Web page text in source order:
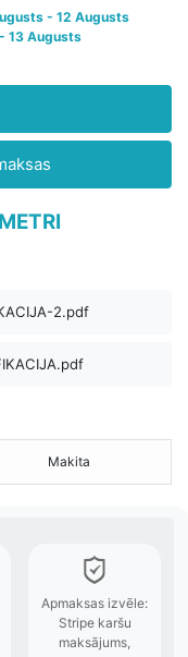
- 12 Augusts
13 Augusts
2.pdf
Makita